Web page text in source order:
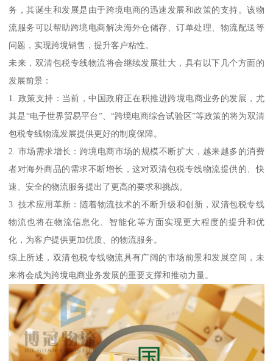
务，其诞生和发展是由于跨境电商的迅速发展和政策的支持。该物
流服务可以帮助跨境电商解决海外仓储存、订单处理、物流配送等
问题，实现跨境销售，提升客户粘性。
未来，双清包税专线物流将会继续发展壮大，具有以下几个方面的
发展前景：
1. 政策支持：当前，中国政府正在积推进跨境电商业务的发展，尤
其是“电子世界贸易平台”、“跨境电商综合试验区”等政策的将为双清
包税专线物流发展提供更好的制度保障。
2. 市场需求增长：跨境电商市场的规模不断扩大，越来越多的消费
者对海外商品的需求不断增长，这对双清包税专线物流提供的、快
速、安全的物流服务提出了更高的要求和挑战。
3. 技术应用革新：随着物流技术的不断升级和创新，双清包税专线
物流也将在物流信息化、智能化等方面实现更大程度的提升和优
化，为客户提供更加优质、的物流服务。
综上所述，双清包税专线物流具有广阔的市场前景和发展空间，未
来将会成为跨境电商业务发展的重要支撑和推动力量。